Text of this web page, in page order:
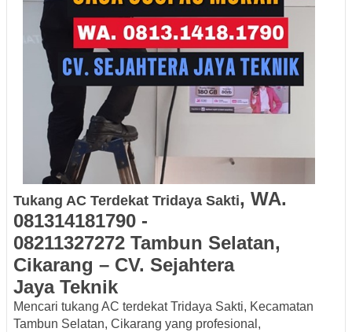
Tukang AC Terdekat Tridaya Sakti, WA.
081314181790 -
08211327272 Tambun Selatan,
Cikarang – CV. Sejahtera
JayaTeknik
Mencari tukang AC terdekat Tridaya Sakti, Kecamatan
Tambun Selatan, Cikarang yang profesional,